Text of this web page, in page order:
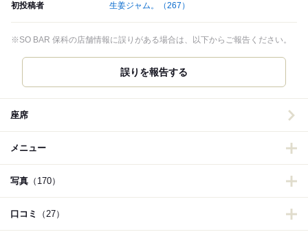
初投稿者 生姜ジャム。 （267）
※SO BAR 保科の店舗情報に誤りがある場合は、以下からご報告ください。
誤りを報告する
座席
メニュー
写真 （170）
口コミ （27）